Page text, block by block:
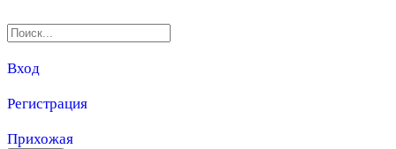
Вход
Регистрация
Прихожая